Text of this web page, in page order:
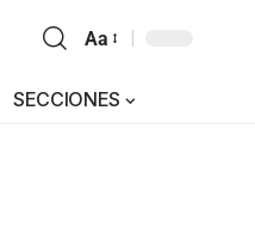
Aa
SECCIONES